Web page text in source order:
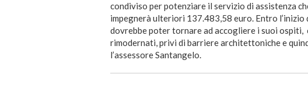
condiviso per potenziare il servizio di assistenza
impegnerà ulteriori 137.483,58 euro. Entro l’inizio
dovrebbe poter tornare ad accogliere i suoi
rimodernati, privi di barriere architettoniche e
l’assessore Santangelo.